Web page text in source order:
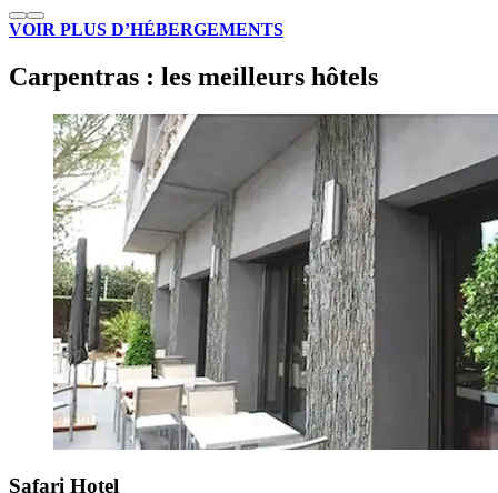
VOIR PLUS D’HÉBERGEMENTS
Carpentras : les meilleurs hôtels
Safari Hotel